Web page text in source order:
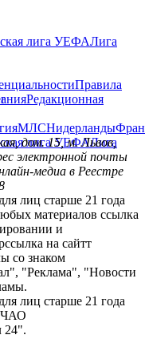
лига УЕФАЛига
Правила
Редакционная
МЛСНидерланды
лига УЕФАЛига
дом. 15, м. Львов,
электронной почты
медиа в Реестре
лиц старше 21 года
материалов ссылка
и
на сайтт
со знаком
"Реклама", "Новости
лиц старше 21 года
ЧАО
24".